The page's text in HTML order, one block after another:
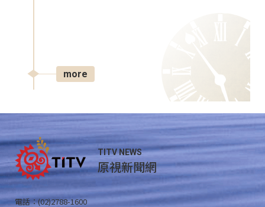
more
TITV NEWS
原視新聞網
電話：(02)2788-1600